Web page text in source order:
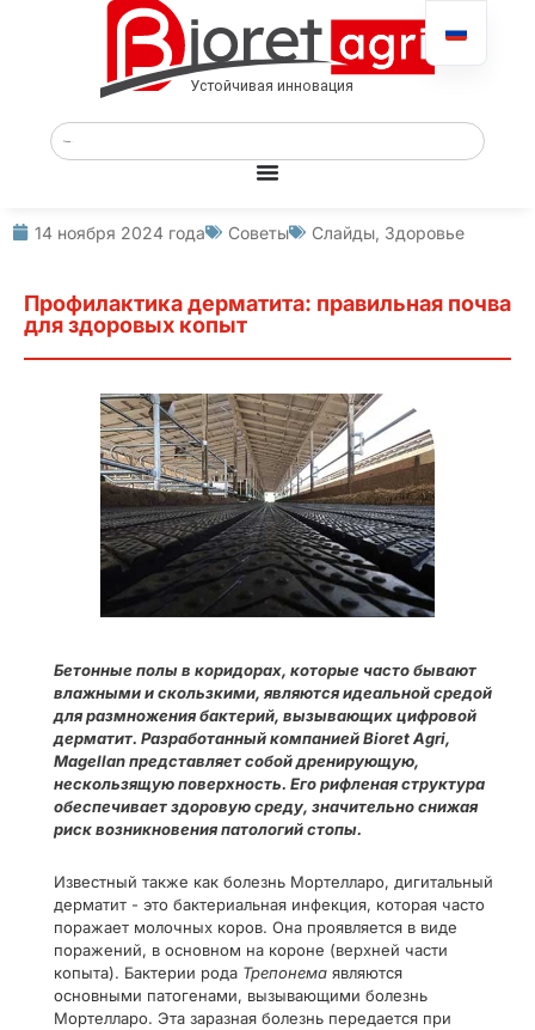
14 ноября 2024 года Советы Слайды Здоровье
Профилактика дерматита: правильная почва
для здоровых копыт
Бетонные полы в коридорах, которые часто бывают
влажными и скользкими, являются идеальной средой
для размножения бактерий, вызывающих цифровой
дерматит. Разработанный компанией Bioret Agri,
Magellan представляет собой дренирующую,
нескользящую поверхность. Его рифленая структура
обеспечивает здоровую среду, значительно снижая
риск возникновения патологий стопы.
Известный также как болезнь Мортелларо, дигитальный
дерматит - это бактериальная инфекция, которая часто
поражает молочных коров. Она проявляется в виде
поражений, в основном на короне (верхней части
копыта). Бактерии рода Трепонема являются
основными патогенами, вызывающими болезнь
Мортелларо. Эта заразная болезнь передается при